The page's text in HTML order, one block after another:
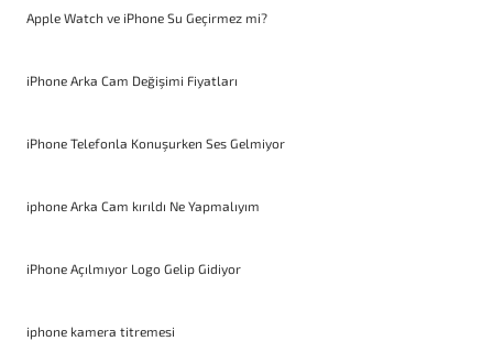
Apple Watch ve iPhone Su Geçirmez mi?
iPhone Arka Cam Değişimi Fiyatları
iPhone Telefonla Konuşurken Ses Gelmiyor
iphone Arka Cam kırıldı Ne Yapmalıyım
iPhone Açılmıyor Logo Gelip Gidiyor
iphone kamera titremesi